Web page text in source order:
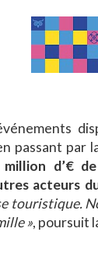
passant par
d’€
acteurs
touristique.
», poursuit